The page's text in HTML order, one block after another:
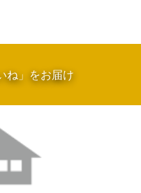
ね」をお届け